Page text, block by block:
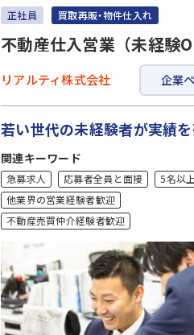
正社員 買取再販・物件仕入れ
不動産仕入営業（未経験
リアルティ株式会社 企業
若い世代の未経験者が実績
関連キーワード
急募求人 応募者全員と面接
5名以
他業界の営業経験者歓迎
不動産売買仲介経験者歓迎